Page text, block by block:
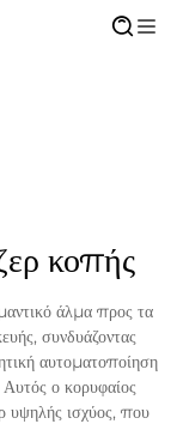
κοπής
άλμα προς τα
συνδυάζοντας
αυτοματοποίηση
ο κορυφαίος
υψηλής ισχύος, που